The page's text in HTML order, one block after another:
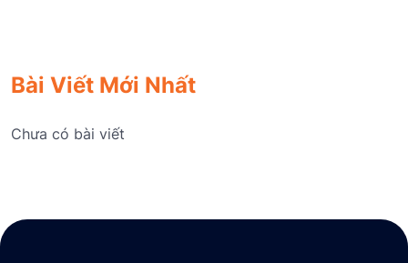
Bài Viết Mới Nhất
Chưa có bài viết